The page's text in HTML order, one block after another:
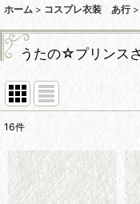
ホーム > コスプレ衣装 あ行 >
うたの☆プリンス
並び順:
16件